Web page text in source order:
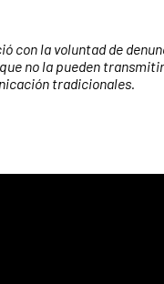
con la voluntad de
no la pueden
tradicionales.